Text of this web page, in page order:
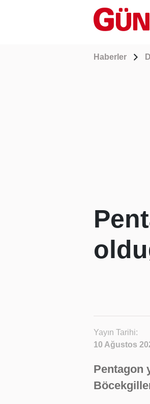
Haberler
Yayın Tarihi:
10 Ağustos
Pentagon